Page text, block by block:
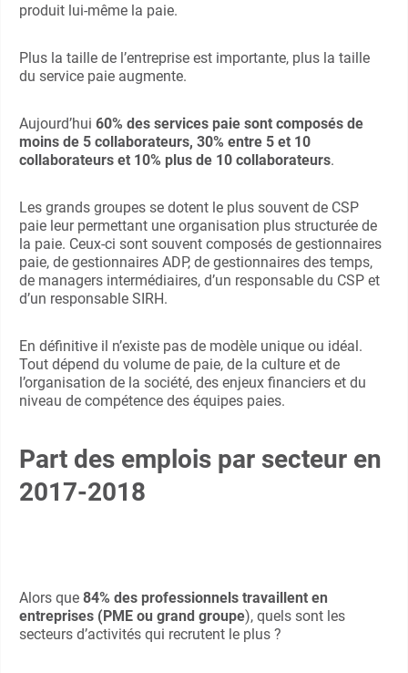
produit lui-même la paie.
Plus la taille de l’entreprise est importante, plus la taille
du service paie augmente.
Aujourd’hui 60% des services paie sont composés de
moins de 5 collaborateurs, 30% entre 5 et 10
collaborateurs et 10% plus de 10 collaborateurs.
Les grands groupes se dotent le plus souvent de CSP
paie leur permettant une organisation plus structurée de
la paie. Ceux-ci sont souvent composés de gestionnaires
paie, de gestionnaires ADP, de gestionnaires des temps,
de managers intermédiaires, d’un responsable du CSP et
d’un responsable SIRH.
En définitive il n’existe pas de modèle unique ou idéal.
Tout dépend du volume de paie, de la culture et de
l’organisation de la société, des enjeux financiers et du
niveau de compétence des équipes paies.
Part des emplois par secteur en
2017-2018
Alors que 84% des professionnels travaillent en
entreprises (PME ou grand groupe), quels sont les
secteurs d’activités qui recrutent le plus ?